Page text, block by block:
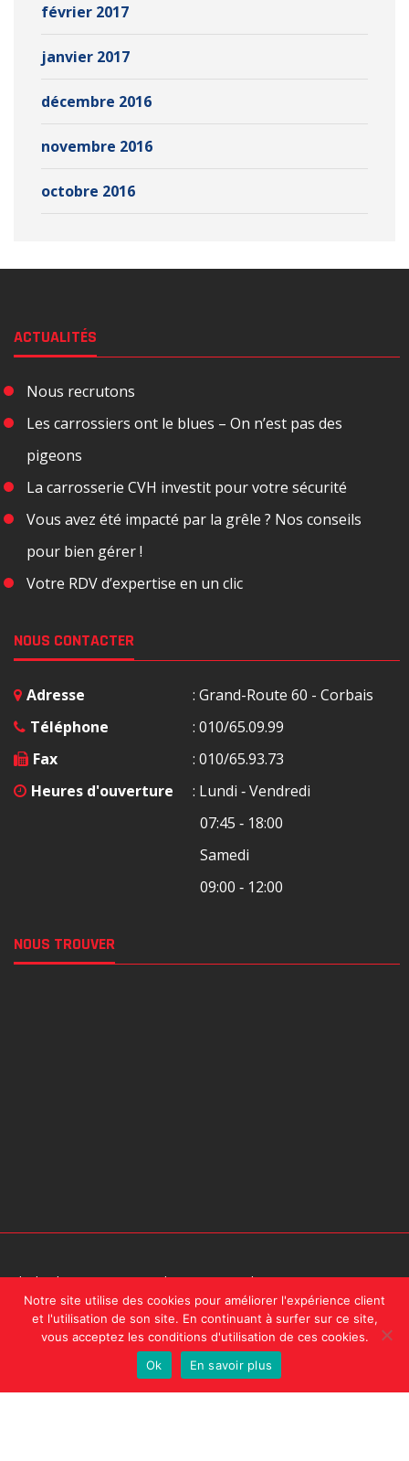
février 2017
janvier 2017
décembre 2016
novembre 2016
octobre 2016
ACTUALITÉS
Nous recrutons
Les carrossiers ont le blues – On n’est pas des
pigeons
La carrosserie CVH investit pour votre sécurité
Vous avez été impacté par la grêle ? Nos conseils
pour bien gérer !
Votre RDV d’expertise en un clic
NOUS CONTACTER
Adresse
: Grand-Route 60 - Corbais
Téléphone
: 010/65.09.99
Fax
: 010/65.93.73
Heures d'ouverture
: Lundi ‐ Vendredi
07:45 ‐ 18:00
Samedi
09:00 ‐ 12:00
NOUS TROUVER
design byA2Com| En naviguant sur ce site, vous acceptez notre
politique de confidentialité.
Notre site utilise des cookies pour améliorer l'expérience client
et l'utilisation de son site. En continuant à surfer sur ce site,
vous acceptez les conditions d'utilisation de ces cookies.
Ok
En savoir plus